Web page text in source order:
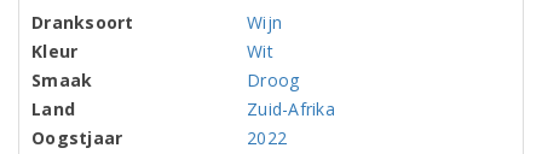
Dranksoort
Wijn
Kleur
Wit
Smaak
Droog
Land
Zuid-Afrika
Oogstjaar
2022